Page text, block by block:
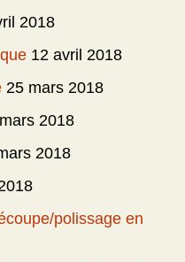
2018
12 avril 2018
25 mars 2018
2018
2018
polissage en